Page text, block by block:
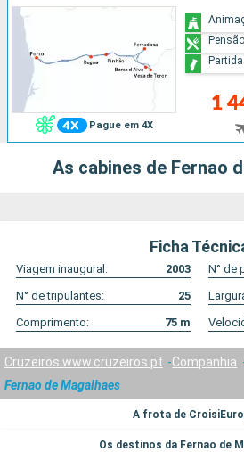
Pague em 4X
1
As cabines de Fernao
Ficha
Viagem inaugural: 2003 N° de
N° de tripulantes:
25
Comprimento:
75 m
Cruzeiros www.cruzeiros.pt Companhia
Fernao de Magalhaes
A frota de
Os destinos da Fernao de